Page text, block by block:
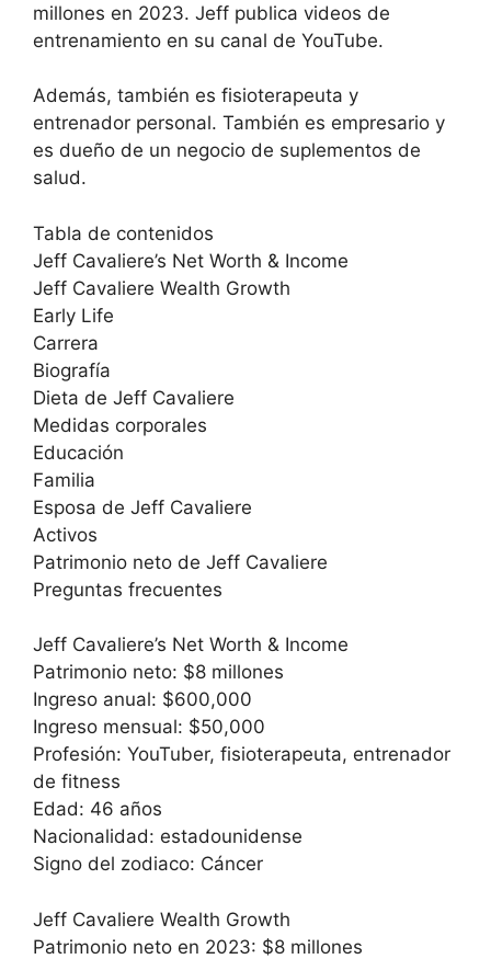
millones en 2023. Jeff publica videos de
entrenamiento en su canal de YouTube.
Además, también es fisioterapeuta y
entrenador personal. También es empresario y
es dueño de un negocio de suplementos de
salud.
Tabla de contenidos
Jeff Cavaliere’s Net Worth & Income
Jeff Cavaliere Wealth Growth
Early Life
Carrera
Biografía
Dieta de Jeff Cavaliere
Medidas corporales
Educación
Familia
Esposa de Jeff Cavaliere
Activos
Patrimonio neto de Jeff Cavaliere
Preguntas frecuentes
Jeff Cavaliere’s Net Worth & Income
Patrimonio neto: $8 millones
Ingreso anual: $600,000
Ingreso mensual: $50,000
Profesión: YouTuber, fisioterapeuta, entrenador
de fitness
Edad: 46 años
Nacionalidad: estadounidense
Signo del zodiaco: Cáncer
Jeff Cavaliere Wealth Growth
Patrimonio neto en 2023: $8 millones